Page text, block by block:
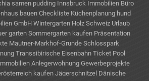
samen pudding Innsbruck Immobilien Büro
bauen Checkliste Küchenplanung hund
GmbH Wintergarten Holz Schweiz Urlaub
gartenSommergarten kaufen Präsentation
Mautner-Markhof-Grunde Schlosspark
Transsibirische Eisenbahn Ticket Pool
Anlegerwohnung Gewerbeprojekte
kaufen Jägerschnitzel Dänische